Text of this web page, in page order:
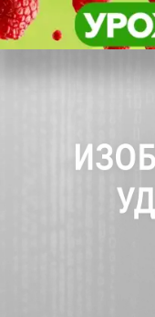
Общество
Общество